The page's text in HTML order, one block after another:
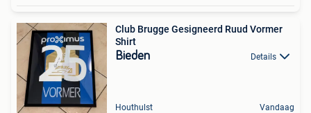
Club Brugge Gesigneerd Ruud Vormer
Shirt
Bieden Details
Houthulst Vandaag